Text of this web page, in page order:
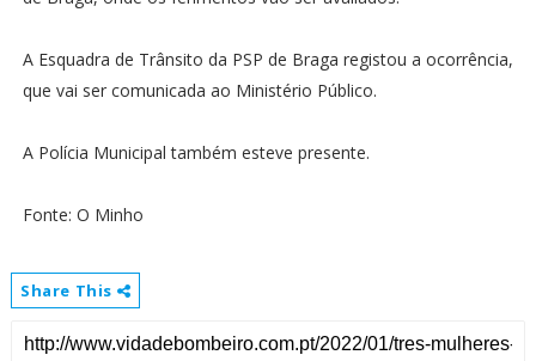
A Esquadra de Trânsito da PSP de Braga registou a ocorrência,
que vai ser comunicada ao Ministério Público.
A Polícia Municipal também esteve presente.
Fonte: O Minho
Share This